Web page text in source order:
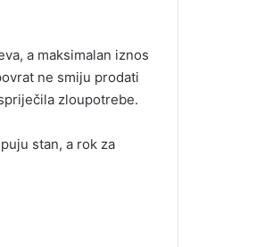
a maksimalan iznos
ne smiju prodati
zloupotrebe.
stan, a rok za